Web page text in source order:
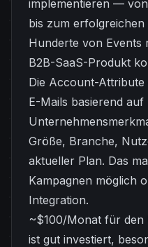
implementieren —
bis zum
Hunderte von Events
B2B-SaaS-Produkt
Die Account-Attribute
E-Mails basierend auf
Größe, Branche,
aktueller Plan. Das
Kampagnen möglich
Integration.
~$100/Monat für den
ist gut investiert,